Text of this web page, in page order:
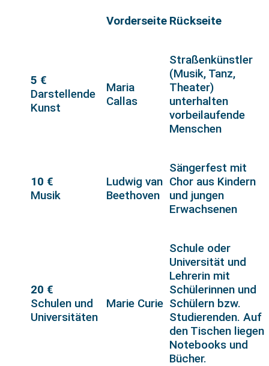
Vorderseite Rückseite
5 €
Darstellende
Kunst
Maria
Callas
Straßenkünstler
(Musik, Tanz,
Theater)
unterhalten
vorbeilaufende
Menschen
10 €
Musik
Ludwig van
Beethoven
Sängerfest mit
Chor aus Kindern
und jungen
Erwachsenen
20 €
Schulen und
Universitäten
Marie Curie
Schule oder
Universität und
Lehrerin mit
Schülerinnen und
Schülern bzw.
Studierenden. Auf
den Tischen liegen
Notebooks und
Bücher.